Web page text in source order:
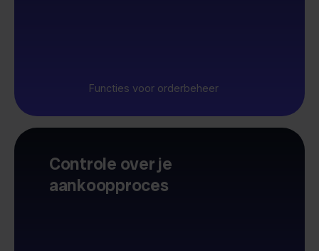
Functies voor orderbeheer
Controle over je
aankoopproces